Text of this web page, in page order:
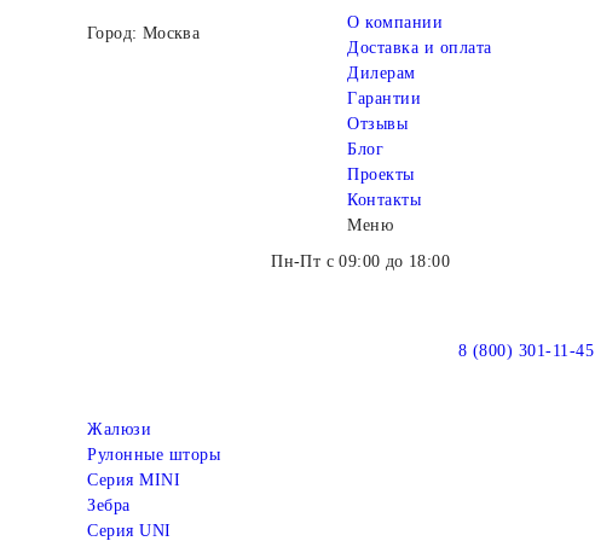
Город: Москва
О компании
Доставка и оплата
Дилерам
Гарантии
Отзывы
Блог
Проекты
Контакты
Меню
Пн-Пт с 09:00 до 18:00
8 (800) 301-11-45
Жалюзи
Рулонные шторы
Серия MINI
Зебра
Серия UNI